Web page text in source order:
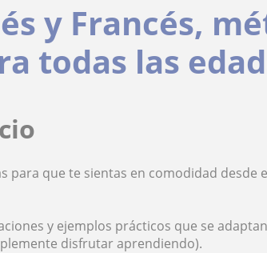
y Francés,
todas las
para que te sientas en comodidad desde
y ejemplos prácticos que se
disfrutar aprendiendo).